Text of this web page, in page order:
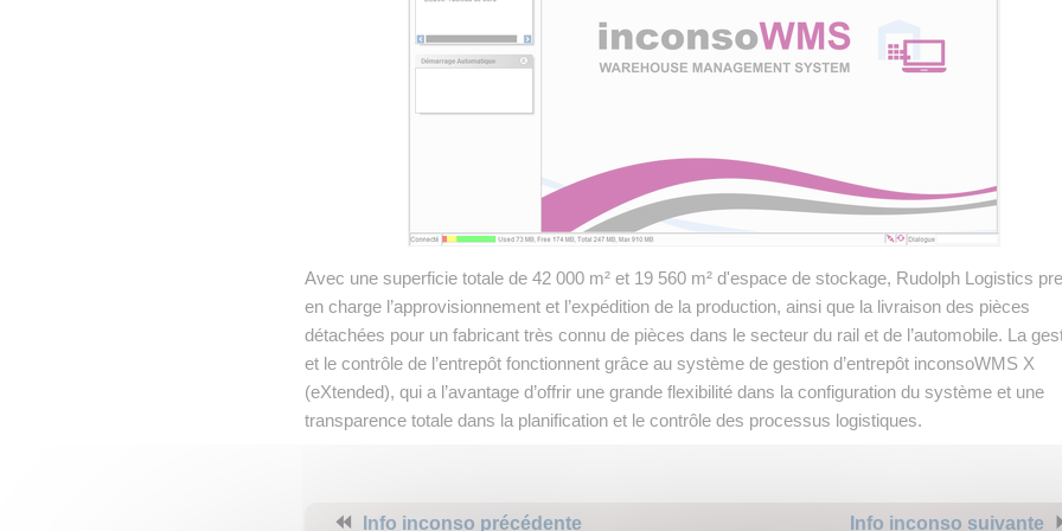
Avec une superficie totale de 42 000 m² et 19 560 m² d'espace de stockage, Rudolph Logistics
en charge l’approvisionnement et l’expédition de la production, ainsi que la livraison des pièces
détachées pour un fabricant très connu de pièces dans le secteur du rail et de l’automobile. La
et le contrôle de l’entrepôt fonctionnent grâce au système de gestion d’entrepôt inconsoWMS X
(eXtended), qui a l’avantage d’offrir une grande flexibilité dans la configuration du système et une
transparence totale dans la planification et le contrôle des processus logistiques.
⏪ Info inconso précédente Info inconso suivante